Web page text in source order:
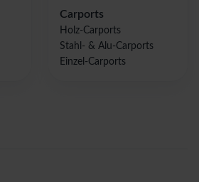
Carports
Holz-Carports
Stahl- & Alu-Carports
Einzel-Carports